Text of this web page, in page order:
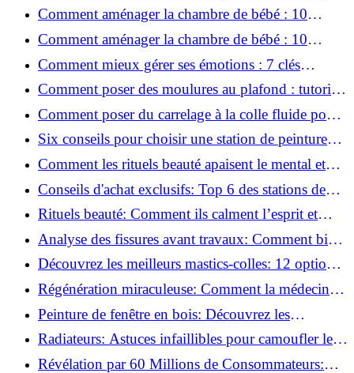
hyaluronique et niacinamide ?
Comment aménager la chambre de bébé : 10
conseils sécurité, déco et rangement
Comment aménager la chambre de bébé : 10
conseils sécurité, déco et rangement
Comment mieux gérer ses émotions : 7 clés
pratiques
Comment poser des moulures au plafond : tutoriel
vidéo pas à pas ?
Comment poser du carrelage à la colle fluide pour
un rendu professionnel ?
Six conseils pour choisir une station de peinture
basse pression
Comment les rituels beauté apaisent le mental et
créent des moments pour soi ?
Conseils d'achat exclusifs: Top 6 des stations de
peinture basse pression incontournables!
Rituels beauté: Comment ils calment l’esprit et
chouchoutent votre âme!
Analyse des fissures avant travaux: Comment bien
préparer vos surfaces!
Découvrez les meilleurs mastics-colles: 12 options
dès 6,70 €!
Régénération miraculeuse: Comment la médecine
régénérative peut restaurer votre confiance!
Peinture de fenêtre en bois: Découvrez les
techniques infaillibles pour un résultat parfait!
Radiateurs: Astuces infaillibles pour camoufler les
tuyaux apparents!
Révélation par 60 Millions de Consommateurs: